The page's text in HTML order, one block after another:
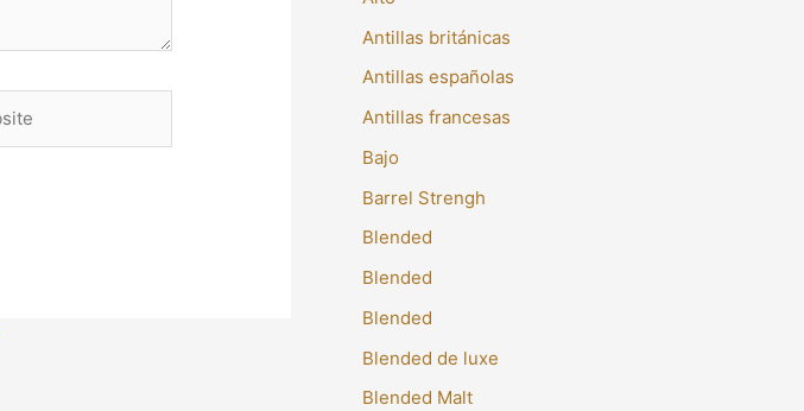
Antillas británicas
Antillas españolas
Antillas francesas
Bajo
Barrel Strengh
Blended
Blended
Blended
Blended de luxe
Blended Malt